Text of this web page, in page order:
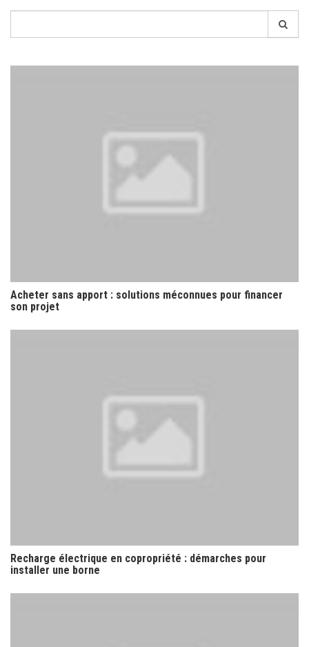
Acheter sans apport : solutions méconnues pour financer
son projet
Recharge électrique en copropriété : démarches pour
installer une borne